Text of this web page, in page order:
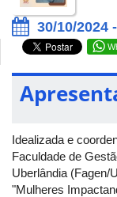
30/10/2024
Idealizada e
Faculdade de
Uberlândia (Fagen/
"Mulheres